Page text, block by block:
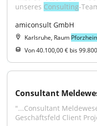
unseres Consulting-
amiconsult GmbH
Karlsruhe, Raum
Von 40.100,00 € bis
Consultant
"...Consultant
Geschäftsfeld Client